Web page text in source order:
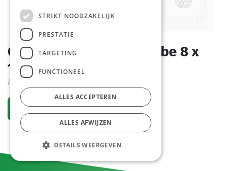
Coupe Portobello Mekabe 8 x
162 ml
Actief
Vraag een account aan
STRIKT NOODZAKELIJK
PRESTATIE
TARGETING
FUNCTIONEEL
ALLES ACCEPTEREN
ALLES AFWIJZEN
DETAILS WEERGEVEN